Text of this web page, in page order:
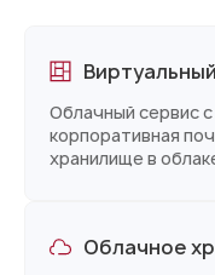
Облачный сервис
корпоративная
хранилище в
Облачное